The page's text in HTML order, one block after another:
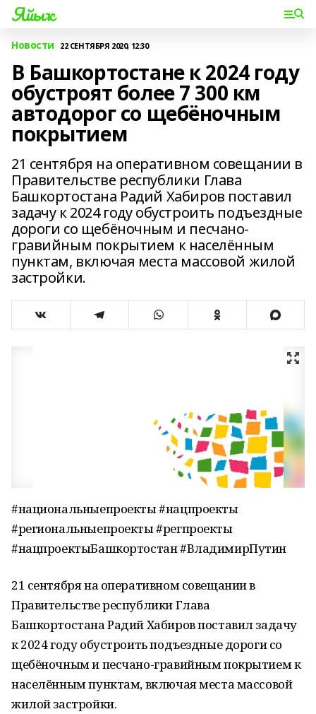
Яйыҡ
Новости 22 СЕНТЯБРЯ 2020, 12:30
В Башкортостане к 2024 году
обустроят более 7 300 км
автодорог со щебёночным
покрытием
21 сентября на оперативном совещании в
Правительстве республики Глава
Башкортостана Радий Хабиров поставил
задачу к 2024 году обустроить подъездные
дороги со щебёночным и песчано-
гравийным покрытием к населённым
пунктам, включая места массовой жилой
застройки.
#национальныепроекты #нацпроекты
#региональныепроекты #регпроекты
#нацпроектыБашкортостан #ВладимирПутин
21 сентября на оперативном совещании в
Правительстве республики Глава
Башкортостана Радий Хабиров поставил задачу
к 2024 году обустроить подъездные дороги со
щебёночным и песчано-гравийным покрытием к
населённым пунктам, включая места массовой
жилой застройки.